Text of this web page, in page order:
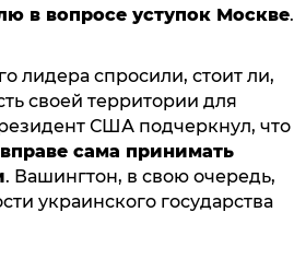
в вопросе уступок Москве.
лидера спросили, стоит ли,
своей территории для
США подчеркнул, что
сама принимать
. Вашингтон, в свою очередь,
украинского государства